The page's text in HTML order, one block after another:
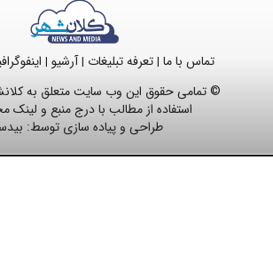
تماس با ما |تعرفه تبلیغات |آرشیو |
© تمامی حقوق این وب سایت متعلق به
استفاده از مطالب با درج منبع و لینک
طراحی و پیاده سازی توسط: